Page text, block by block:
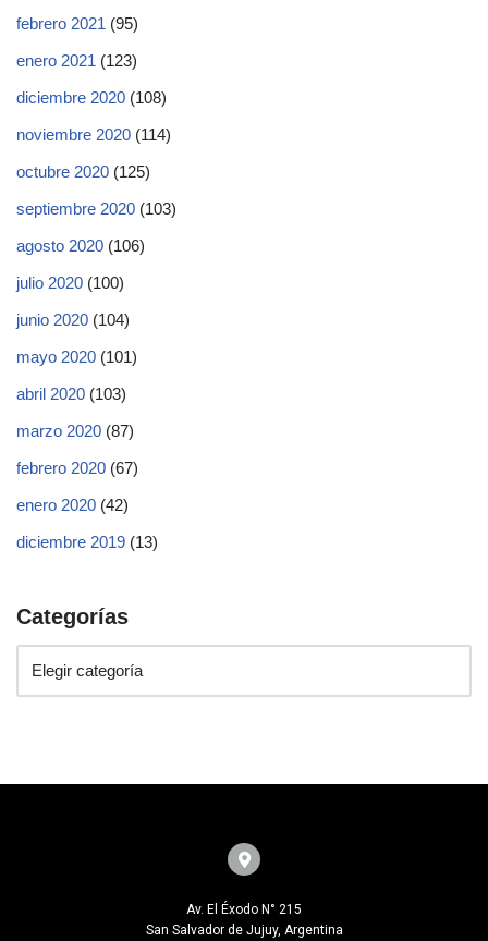
febrero 2021 (95)
enero 2021 (123)
diciembre 2020 (108)
noviembre 2020 (114)
octubre 2020 (125)
septiembre 2020 (103)
agosto 2020 (106)
julio 2020 (100)
junio 2020 (104)
mayo 2020 (101)
abril 2020 (103)
marzo 2020 (87)
febrero 2020 (67)
enero 2020 (42)
diciembre 2019 (13)
Categorías
Av. El Éxodo N° 215
San Salvador de Jujuy, Argentina